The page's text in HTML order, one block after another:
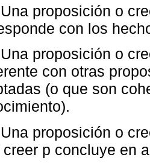
proposición o
con los
proposición o
con otras
(o que son
proposición o
creer p concluye en